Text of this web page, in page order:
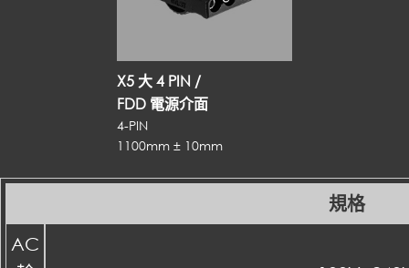
X5 大 4 PIN /
FDD 電源介面
4-PIN
1100mm ± 10mm
規格
AC